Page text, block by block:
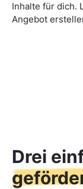
Inhalte für dich.
Angebot
Drei